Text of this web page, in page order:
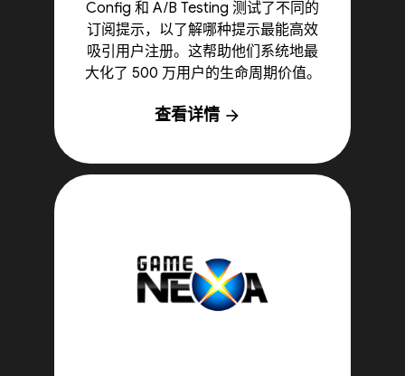
Config 和 A/B Testing 测试了不同的
订阅提示，以了解哪种提示最能高效
吸引用户注册。这帮助他们系统地最
大化了 500 万用户的生命周期价值。
查看详情 arrow_forward